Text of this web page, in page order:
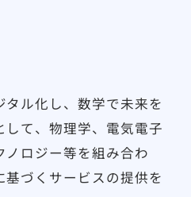
ル化し、数学で未来を
て、物理学、電気電子
ロジー等を組み合わ
づくサービスの提供を